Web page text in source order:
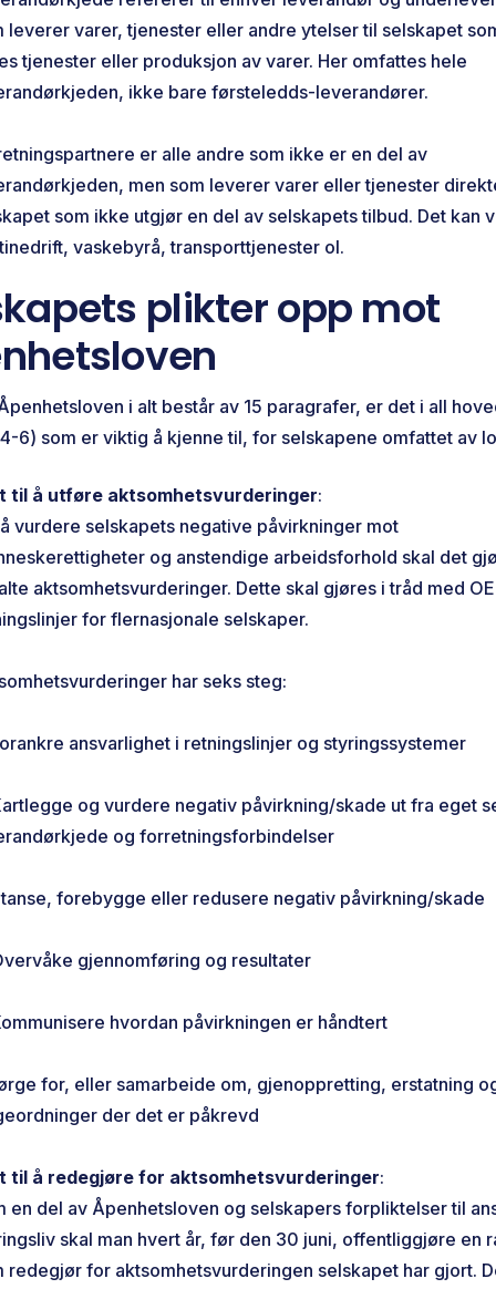
leverer varer, tjenester eller andre ytelser til selskapet
tjenester eller produksjon av varer. Her omfattes hele
ikke bare førsteledds-leverandører.
er alle andre som ikke er en del av
men som leverer varer eller tjenester
som ikke utgjør en del av selskapets tilbud. Det kan
vaskebyrå, transporttjenester ol.
plikter opp mot
i alt består av 15 paragrafer, er det i all
6) som er viktig å kjenne til, for selskapene omfattet av
til å utføre aktsomhetsvurderinger:
vurdere selskapets negative påvirkninger mot
og anstendige arbeidsforhold skal det
aktsomhetsvurderinger. Dette skal gjøres i tråd med
for flernasjonale selskaper.
har seks steg:
ansvarlighet i retningslinjer og styringssystemer
og vurdere negativ påvirkning/skade ut fra eget
og forretningsforbindelser
forebygge eller redusere negativ påvirkning/skade
gjennomføring og resultater
hvordan påvirkningen er håndtert
for, eller samarbeide om, gjenoppretting, erstatning
der det er påkrevd
til å redegjøre for aktsomhetsvurderinger:
en del av Åpenhetsloven og selskapers forpliktelser til
skal man hvert år, før den 30 juni, offentliggjøre en
redegjør for aktsomhetsvurderingen selskapet har gjort.